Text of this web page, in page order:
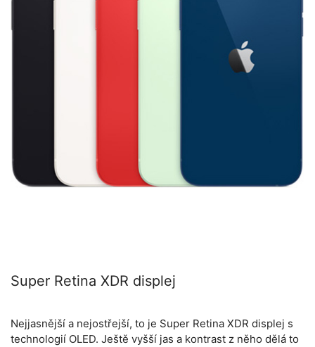
Super Retina XDR displej
Nejjasnější a nejostřejší, to je Super Retina XDR displej s
technologií OLED. Ještě vyšší jas a kontrast z něho dělá to